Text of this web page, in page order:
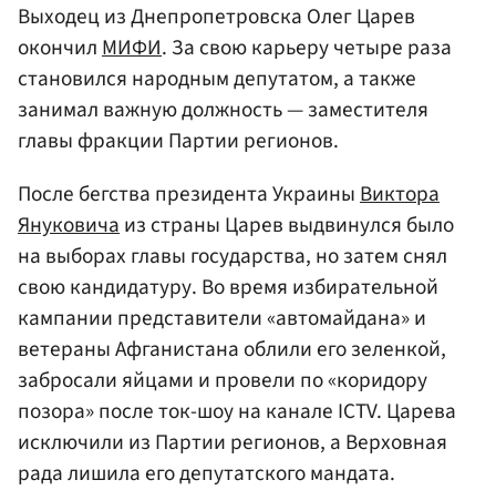
Выходец из Днепропетровска Олег Царев
окончилМИФИ. За свою карьеру четыре раза
становился народным депутатом, а также
занимал важную должность — заместителя
главы фракции Партии регионов.
После бегства президента Украины Виктора
Януковича из страны Царев выдвинулся было
на выборах главы государства, но затем снял
свою кандидатуру. Во время избирательной
кампании представители «автомайдана» и
ветераны Афганистана облили его зеленкой,
забросали яйцами и провели по «коридору
позора» после ток-шоу на канале ICTV. Царева
исключили из Партии регионов, а Верховная
рада лишила его депутатского мандата.